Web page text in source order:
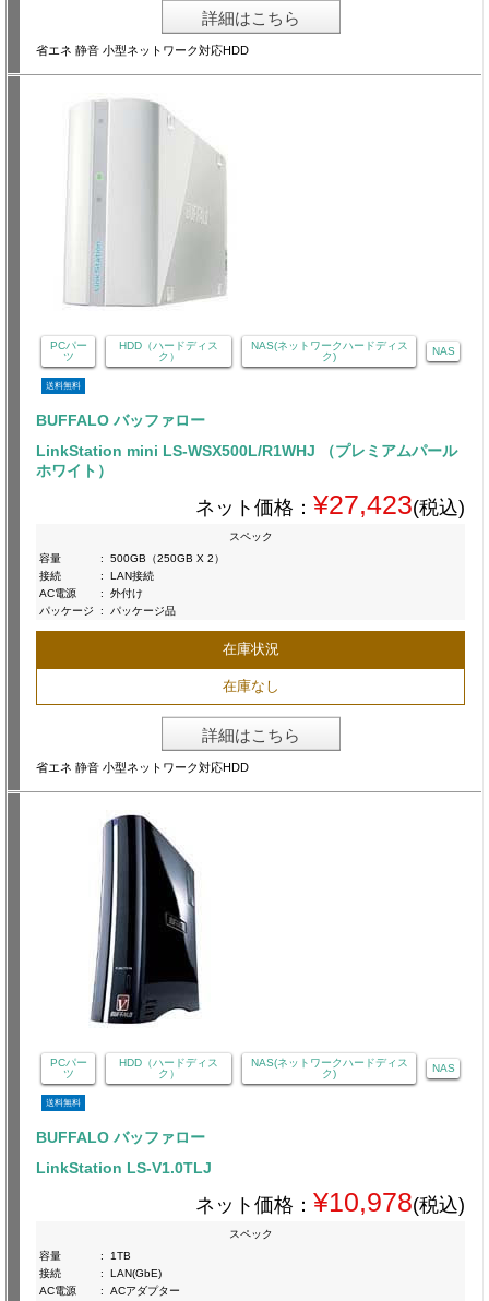
詳細はこちら
省エネ 静音 小型ネットワーク対応HDD
PCパー
ツ
HDD（ハードディス
ク）
NAS(ネットワークハードディス
ク)
NAS
送料無料
BUFFALO バッファロー
LinkStation mini LS-WSX500L/R1WHJ （プレミアムパール
ホワイト）
ネット価格： ¥27,423(税込)
スペック
容量
:
500GB（250GB X 2）
接続
:
LAN接続
AC電源
:
外付け
パッケージ
: パッケージ品
在庫状況
在庫なし
詳細はこちら
省エネ 静音 小型ネットワーク対応HDD
PCパー
ツ
HDD（ハードディス
ク）
NAS(ネットワークハードディス
ク)
NAS
送料無料
BUFFALO バッファロー
LinkStation LS-V1.0TLJ
ネット価格： ¥10,978(税込)
スペック
容量
:
1TB
接続
:
LAN(GbE)
AC電源
:
ACアダプター